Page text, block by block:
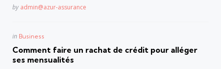
Posted
by admin@azur-assurance
Posted
in Business
Comment faire un rachat de crédit pour alléger
ses mensualités